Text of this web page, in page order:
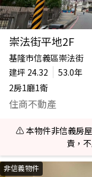
崇法街平地2F
基隆市信義區崇法街
建坪 24.32
53.0年
2房1廳1衛
住商不動產
⚠️ 本物件非信義房
責，
非信義物件